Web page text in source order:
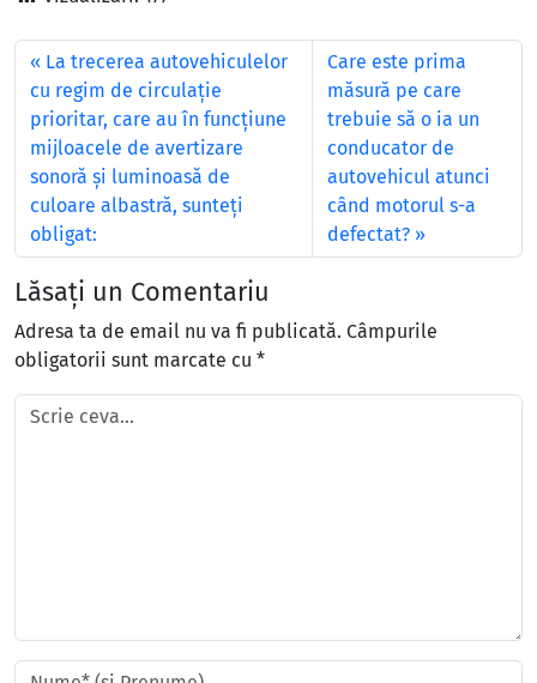
La trecerea autovehiculelor
cu regim de circulaţie
prioritar, care au în funcţiune
mijloacele de avertizare
sonoră şi luminoasă de
culoare albastră, sunteţi
obligat:
Care este prima
măsură pe care
trebuie să o ia un
conducator de
autovehicul atunci
când motorul s-a
defectat?
Lăsați un Comentariu
Adresa ta de email nu va fi publicată. Câmpurile
obligatorii sunt marcate cu *